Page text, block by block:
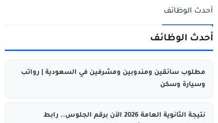
أحدث الوظائف
أحدث الوظائف
مطلوب سائقين ومندوبين ومشرفين في السعودية | رواتب
وسيارة وسكن
نتيجة الثانوية العامة 2026 الآن برقم الجلوس.. رابط